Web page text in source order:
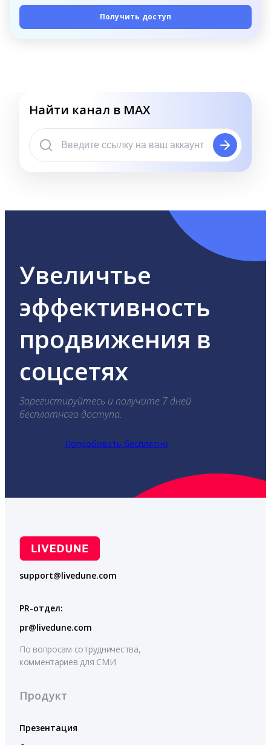
Получить доступ
Найти канал в MAX
Увеличтье
эффективность
продвижения в
соцсетях
Зарегистируйтесь и получите 7 дней
бесплатного доступа.
Попробовать бесплатно
support@livedune.com
PR-отдел:
pr@livedune.com
По вопросам сотрудничества,
комментариев для СМИ
Продукт
Презентация